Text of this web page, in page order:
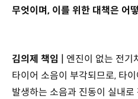
무엇이며, 이를 위한 대책은 어
김의제 책임 | 엔진이 없는 전기
타이어 소음이 부각되므로, 타
발생하는 소음과 진동이 실내로